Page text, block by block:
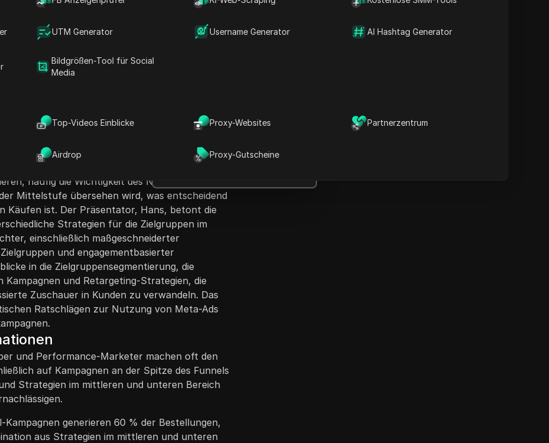
UTM Generator Username Generator AI Hashtag Generator
Bildgrößen-Tool für Social
Media
Top-Videos Einblicke Proxy-Websites Partnerzentrum
Airdrop Proxy-Gutscheine
In ChatGPT öffnen
In Claude öffnen
und legt dabei besonderen Fokus auf die
zu berücksichtigen. Es wird
Kampagnen am oberen Ende des Trichters
häufig die Wichtigkeit des Nurturing
Mittelstufe übersehen wird, was entscheidend
Käufen ist. Der Präsentator, Hans, betont die
Strategien für die Zielgruppen im
einschließlich maßgeschneiderter
und engagementbasierter
in die Zielgruppensegmentierung, die
und Retargeting-Strategien, die
Zuschauer in Kunden zu verwandeln. Das
Ratschlägen zur Nutzung von Meta-Ads
und Performance-Marketer machen oft den
auf Kampagnen an der Spitze des Funnels
Strategien im mittleren und unteren Bereich
generieren 60 % der Bestellungen,
aus Strategien im mittleren und unteren
Wichtige Informationen
Inhaltsstichwörter
hält Ihre Verwaltung mehrerer